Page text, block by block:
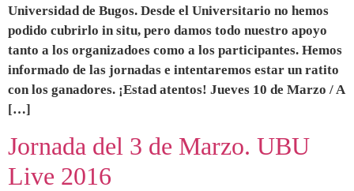
Universidad de Bugos. Desde el Universitario no hemos
podido cubrirlo in situ, pero damos todo nuestro apoyo
tanto a los organizadoes como a los participantes. Hemos
informado de las jornadas e intentaremos estar un ratito
con los ganadores. ¡Estad atentos! Jueves 10 de Marzo / A
[…]
Jornada del 3 de Marzo. UBU
Live 2016